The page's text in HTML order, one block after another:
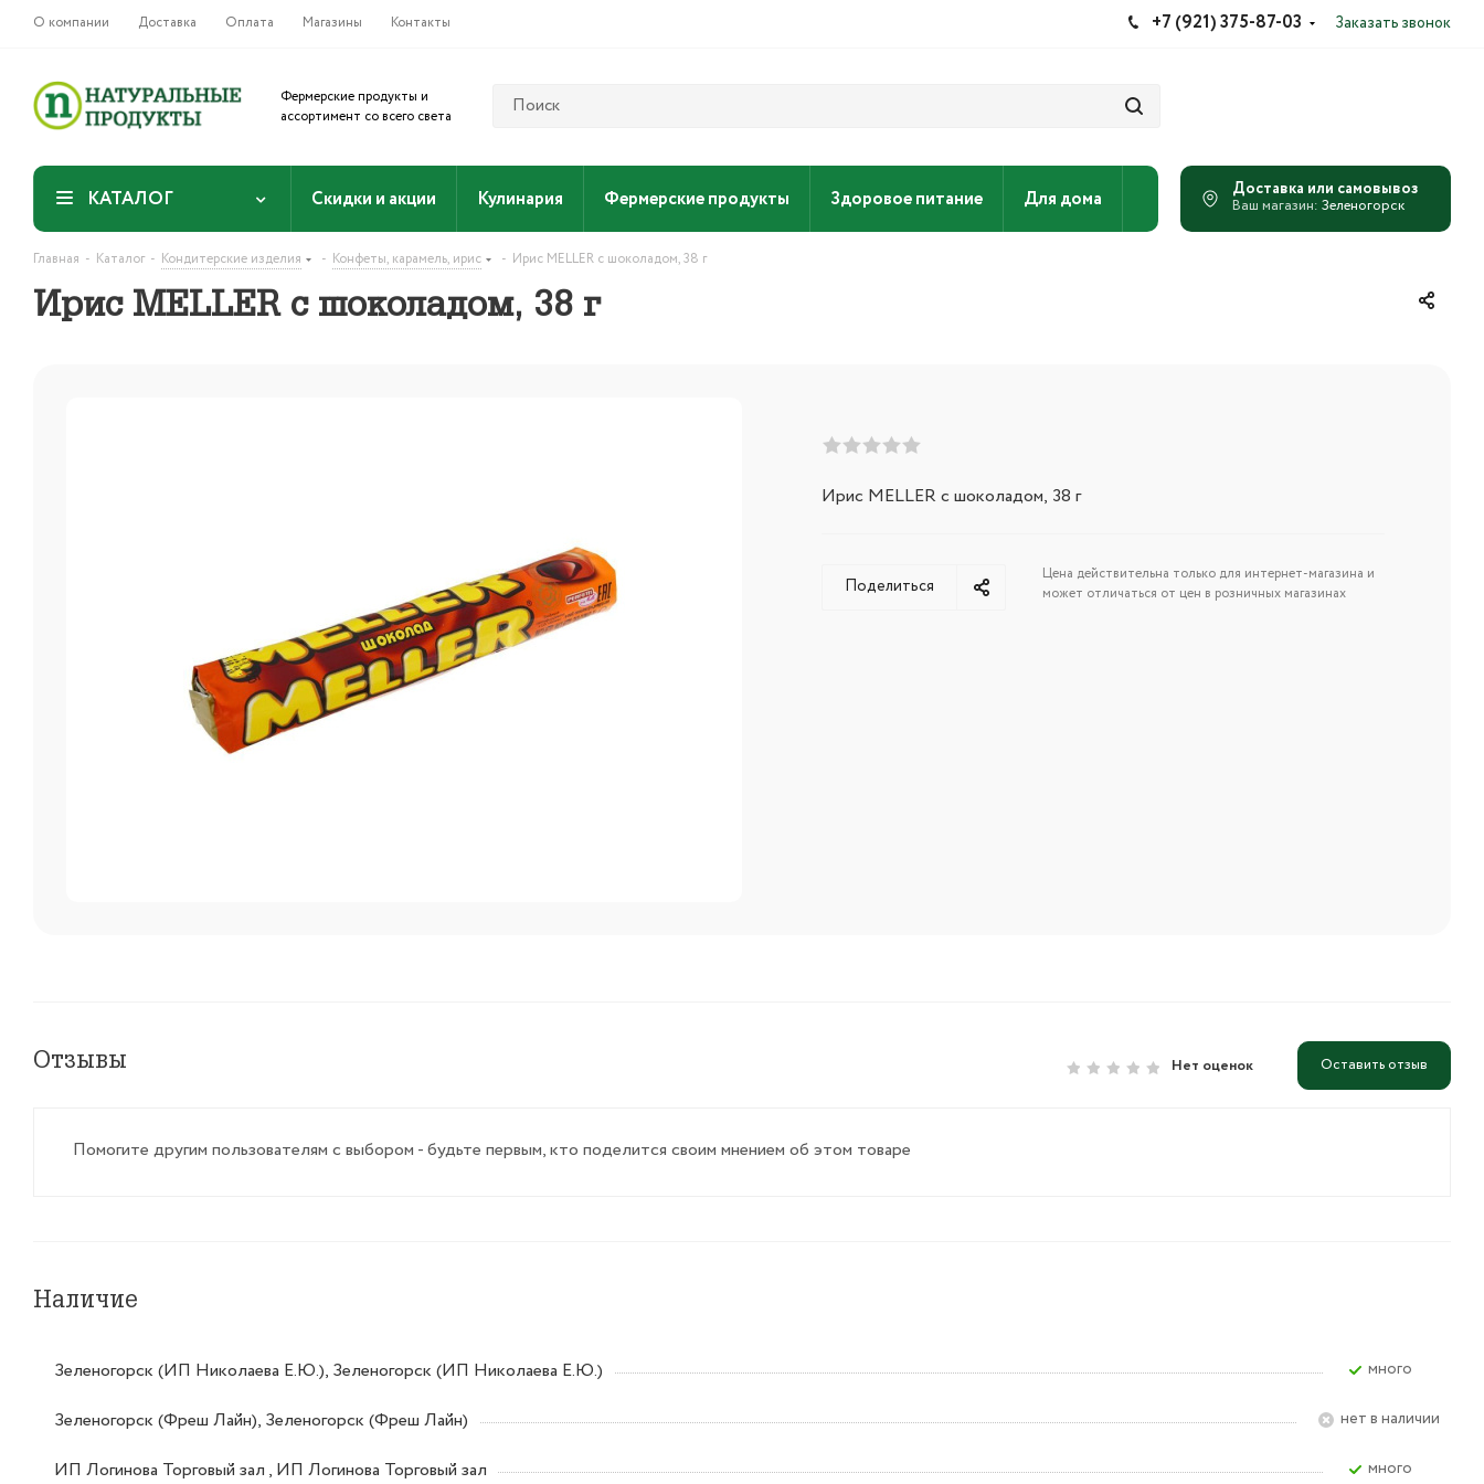
О компании Доставка Оплата Магазины Контакты +7 (921) 375-87-03 Заказать звонок
Фермерские продукты и
ассортимент со всего света
КАТАЛОГ Скидки и акции Кулинария Фермерские продукты Здоровое питание Для дома Зеленогорск
Ирис MELLER с шоколадом, 38 г
Главная - Каталог - Кондитерские изделия - Конфеты, карамель, ирис - Ирис MELLER с шоколадом, 38 г
Ирис MELLER с шоколадом, 38 г
Поделиться
Цена действительна только для интернет-магазина и
может отличаться от цен в розничных магазинах
Отзывы Нет оценок Оставить отзыв
Помогите другим пользователям с выбором - будьте первым, кто поделится своим мнением об этом товаре
Наличие
Зеленогорск (ИП Николаева Е.Ю.), Зеленогорск (ИП Николаева Е.Ю.) Много
Зеленогорск (Фреш Лайн), Зеленогорск (Фреш Лайн) Нет в наличии
ИП Логинова Торговый зал , ИП Логинова Торговый зал Много